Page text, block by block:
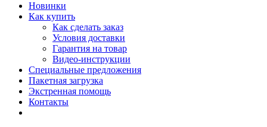
Новинки
Как купить
Как сделать заказ
Условия доставки
Гарантия на товар
Видео-инструкции
Специальные предложения
Пакетная загрузка
Экстренная помощь
Контакты